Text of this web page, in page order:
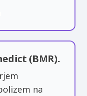
(BMR).
na